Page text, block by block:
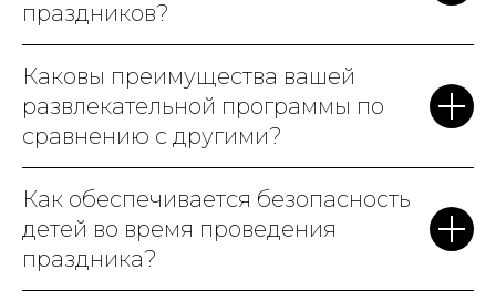
Мортом! Аниматоры –
настоящие профессионалы,
видно, что детям с ними
весело. Особенно
беспокоиться о деталях.
Всё, от украшения зала, до
кейтеринга, было на высшем
уровне. Родители и дети были
праздников?
Каковы преимущества вашей
развлекательной программы по
сравнению с другими?
Как обеспечивается безопасность
детей во время проведения
праздника?